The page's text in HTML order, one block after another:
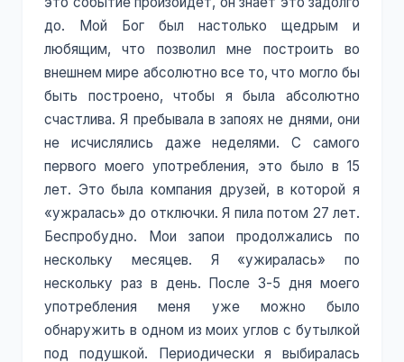
до. Мой Бог был настолько щедрым и
любящим, что позволил мне построить во
внешнем мире абсолютно все то, что могло бы
быть построено, чтобы я была абсолютно
счастлива. Я пребывала в запоях не днями, они
не исчислялись даже неделями. С самого
первого моего употребления, это было в 15
лет. Это была компания друзей, в которой я
«ужралась» до отключки. Я пила потом 27 лет.
Беспробудно. Мои запои продолжались по
нескольку месяцев. Я «ужиралась» по
нескольку раз в день. После 3-5 дня моего
употребления меня уже можно было
обнаружить в одном из моих углов с бутылкой
под подушкой. Периодически я выбиралась